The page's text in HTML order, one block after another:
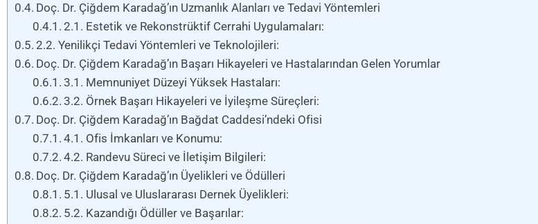
Doç. Dr. Çiğdem Karadağ’ın Uzmanlık Alanları ve Tedavi Yöntemleri
2.1. Estetik ve Rekonstrüktif Cerrahi Uygulamaları:
2.2. Yenilikçi Tedavi Yöntemleri ve Teknolojileri:
Doç. Dr. Çiğdem Karadağ’ın Başarı Hikayeleri ve Hastalarından Gelen Yorumlar
3.1. Memnuniyet Düzeyi Yüksek Hastaları:
3.2. Örnek Başarı Hikayeleri ve İyileşme Süreçleri:
Doç. Dr. Çiğdem Karadağ’ın Bağdat Caddesi’ndeki Ofisi
4.1. Ofis İmkanları ve Konumu:
4.2. Randevu Süreci ve İletişim Bilgileri:
Doç. Dr. Çiğdem Karadağ’ın Üyelikleri ve Ödülleri
5.1. Ulusal ve Uluslararası Dernek Üyelikleri:
5.2. Kazandığı Ödüller ve Başarılar: